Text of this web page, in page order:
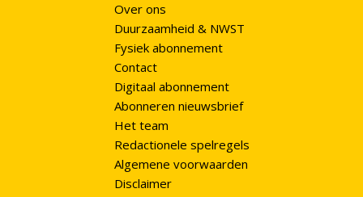
Over ons
Duurzaamheid & NWST
Fysiek abonnement
Contact
Digitaal abonnement
Abonneren nieuwsbrief
Het team
Redactionele spelregels
Algemene voorwaarden
Disclaimer